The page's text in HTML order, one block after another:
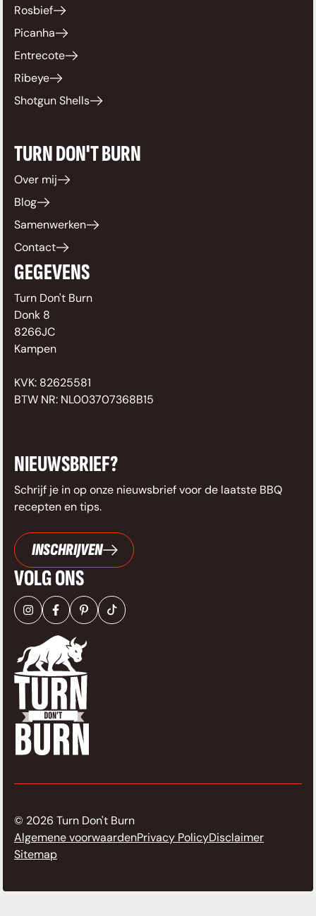
Rosbief
Picanha
Entrecote
Ribeye
Shotgun Shells
TURN DON'T BURN
Over mij
Blog
Samenwerken
Contact
GEGEVENS
Turn Don't Burn
Donk 8
8266JC
Kampen
KVK: 82625581
BTW NR: NL003707368B15
NIEUWSBRIEF?
Schrijf je in op onze nieuwsbrief voor de laatste BBQ
recepten en tips.
INSCHRIJVEN
VOLG ONS
© 2026 Turn Don't Burn
Algemene voorwaardenPrivacy PolicyDisclaimer
Sitemap